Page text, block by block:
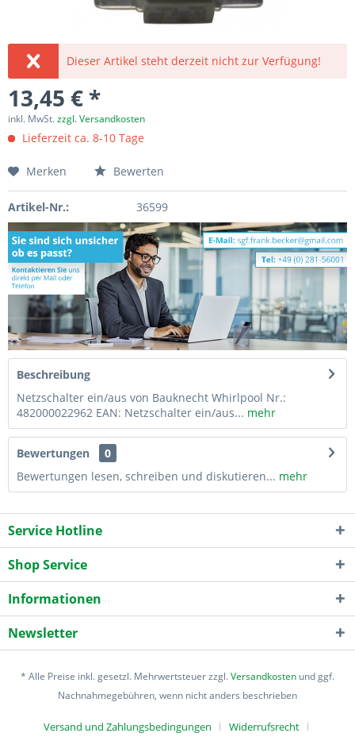
Dieser Artikel steht derzeit nicht zur Verfügung!
13,45 € *
inkl. MwSt.zzgl. Versandkosten
Lieferzeit ca. 8-10 Tage
Merken Bewerten
Artikel-Nr.: 36599
Beschreibung
Netzschalter ein/aus von Bauknecht Whirlpool Nr.:
482000022962 EAN: Netzschalter ein/aus... mehr
Bewertungen
0
Bewertungen lesen, schreiben und diskutieren... mehr
Service Hotline
Shop Service
Informationen
Newsletter
* Alle Preise inkl. gesetzl. Mehrwertsteuer zzgl.Versandkosten und ggf.
Nachnahmegebühren, wenn nicht anders beschrieben
Versand und Zahlungsbedingungen Widerrufsrecht